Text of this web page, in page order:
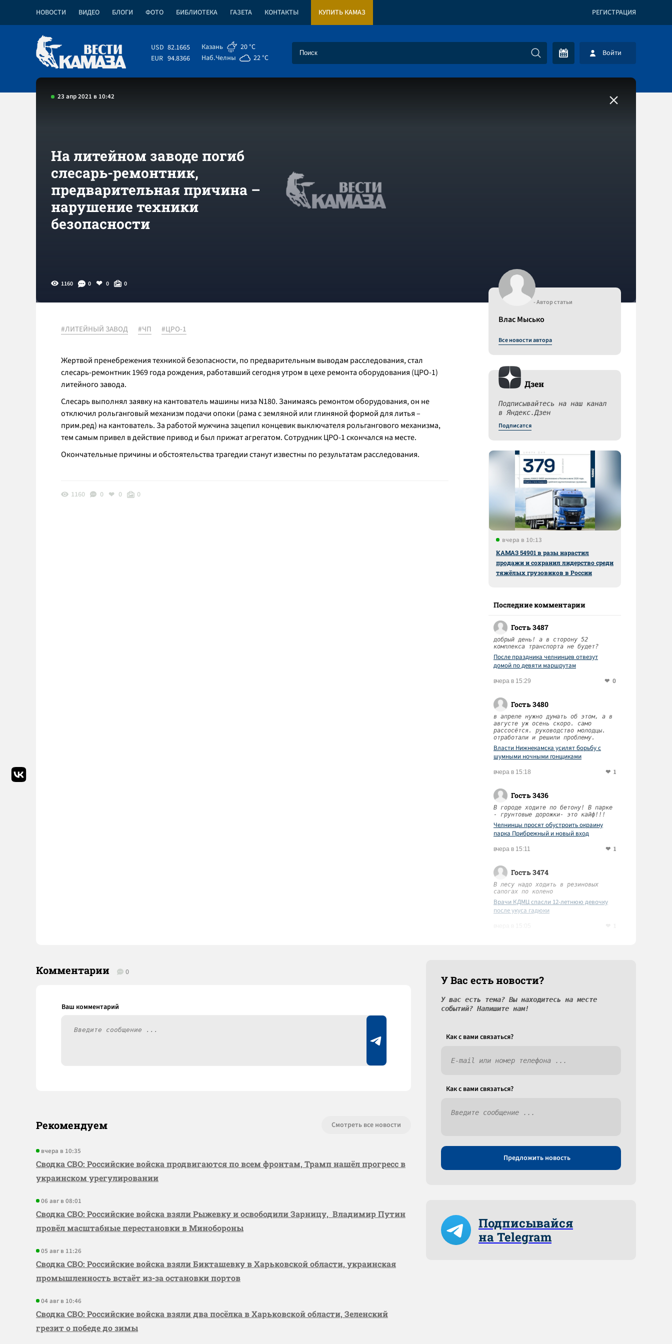
НОВОСТИ ВИДЕО БЛОГИ ФОТО БИБЛИОТЕКА ГАЗЕТА КОНТАКТЫ КУПИТЬ КАМАЗ РЕГИСТРАЦИЯ
USD 82.1665
EUR 94.8366
Казань
20 °C
Наб.Челны
22 °C Войти
23 апр 2021 в 10:42
На литейном заводе погиб
слесарь-ремонтник,
предварительная причина –
нарушение техники
безопасности
1160 0 0 0
#ЛИТЕЙНЫЙ ЗАВОД #ЧП #ЦРО-1
Жертвой пренебрежения техникой безопасности, по предварительным выводам расследования, стал
слесарь-ремонтник 1969 года рождения, работавший сегодня утром в цехе ремонта оборудования (ЦРО-1)
литейного завода.
Слесарь выполнял заявку на кантователь машины низа N180. Занимаясь ремонтом оборудования, он не
отключил рольганговый механизм подачи опоки (рама с земляной или глиняной формой для литья –
прим.ред) на кантователь. За работой мужчина зацепил концевик выключателя рольгангового механизма,
тем самым привел в действие привод и был прижат агрегатом. Сотрудник ЦРО-1 скончался на месте.
Окончательные причины и обстоятельства трагедии станут известны по результатам расследования.
1160 0 0 0
- Автор статьи
Влас Мысько
Все новости автора
Дзен
Подписывайтесь на наш канал
в Яндекс.Дзен
Подписатся
вчера в 10:13
КАМАЗ 54901 в разы нарастил
продажи и сохранил лидерство среди
тяжёлых грузовиков в России
Последние комментарии
Гость 3487
добрый день! а в сторону 52
комплекса транспорта не будет?
После праздника челнинцев отвезут
домой по девяти маршрутам
вчера в 15:29 0
Гость 3480
в апреле нужно думать об этом, а в
августе уж осень скоро. само
рассосётся. руководство молодцы.
отработали и решили проблему.
Власти Нижнекамска усилят борьбу с
шумными ночными гонщиками
вчера в 15:18 1
Гость 3436
В городе ходите по бетону! В парке
- грунтовые дорожки- это кайф!!!
Челнинцы просят обустроить окраину
парка Прибрежный и новый вход
вчера в 15:11 1
Гость 3474
В лесу надо ходить в резиновых
сапогах по колено
Врачи КДМЦ спасли 12-летнюю девочку
после укуса гадюки
Комментарии 0
Рекомендуем Смотреть все новости
вчера в 10:35
Сводка СВО: Российские войска продвигаются по всем фронтам, Трамп нашёл прогресс в
украинском урегулировании
06 авг в 08:01
Сводка СВО: Российские войска взяли Рыжевку и освободили Зарницу, Владимир Путин
провёл масштабные перестановки в Минобороны
05 авг в 11:26
Сводка СВО: Российские войска взяли Бикташевку в Харьковской области, украинская
промышленность встаёт из-за остановки портов
04 авг в 10:46
Сводка СВО: Российские войска взяли два посёлка в Харьковской области, Зеленский
грезит о победе до зимы
У Вас есть новости?
У вас есть тема? Вы находитесь на месте
событий? Напишите нам!
Как c вами связаться?
Как c вами связаться?
Предложить новость
Подписывайся
на Telegram